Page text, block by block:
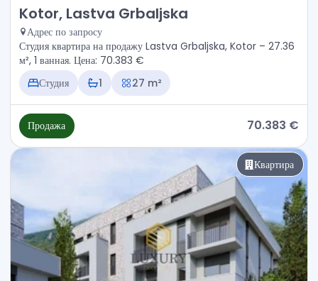
Продажа - Квартира Kotor, Lastva Grbaljska
Kotor, Lastva Grbaljska
Адрес по запросу
Студия квартира на продажу Lastva Grbaljska, Kotor – 27.36
м², 1 ванная. Цена: 70.383 €
Студия
1 27 m²
Продажа 70.383 €
Квартира